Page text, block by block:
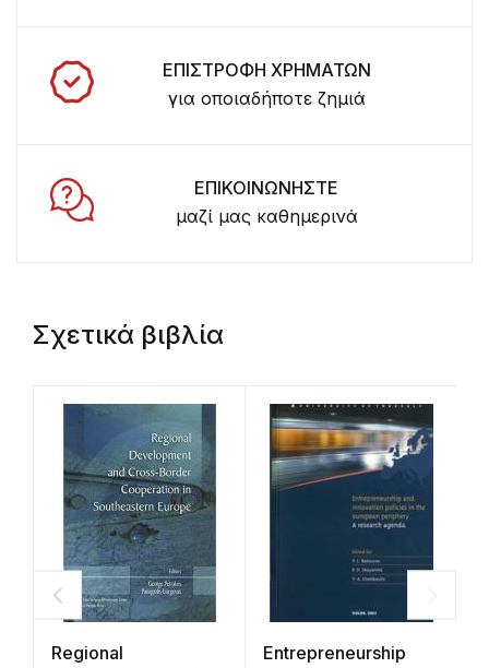
ΕΠΙΣΤΡΟΦΗ ΧΡΗΜΑΤΩΝ
για οποιαδήποτε ζημιά
ΕΠΙΚΟΙΝΩΝΗΣΤΕ
μαζί μας καθημερινά
Σχετικά βιβλία
Regional
Entrepreneurship